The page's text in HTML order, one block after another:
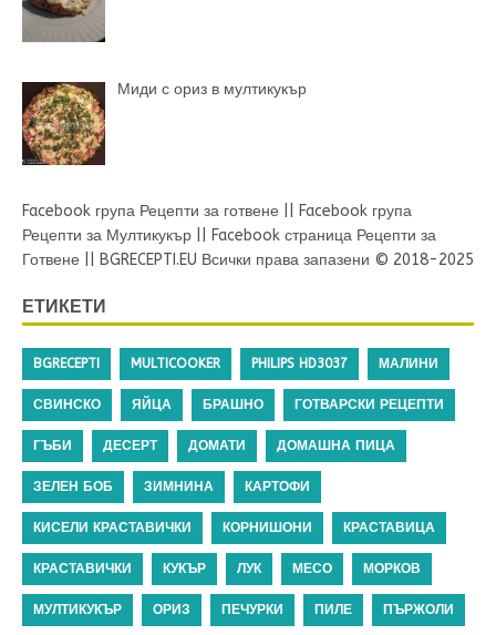
Миди с ориз в мултикукър
Facebook група Рецепти за готвене
Facebook група
Рецепти за Мултикукър
Facebook страница Рецепти за
Готвене
BGRECEPTI.EU Всички права запазени © 2018-2025
ЕТИКЕТИ
BGRECEPTI MULTICOOKER PHILIPS HD3037 МАЛИНИ
СВИНСКО ЯЙЦА БРАШНО ГОТВАРСКИ РЕЦЕПТИ
ГЪБИ ДЕСЕРТ ДОМАТИ ДОМАШНА ПИЦА
ЗЕЛЕН БОБ ЗИМНИНА КАРТОФИ
КИСЕЛИ КРАСТАВИЧКИ КОРНИШОНИ КРАСТАВИЦА
КРАСТАВИЧКИ КУКЪР ЛУК МЕСО МОРКОВ
МУЛТИКУКЪР ОРИЗ ПЕЧУРКИ ПИЛЕ ПЪРЖОЛИ